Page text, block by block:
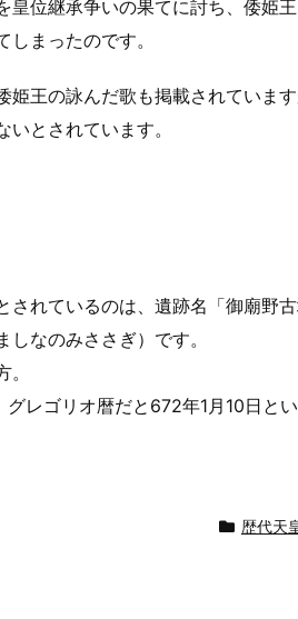
皇位継承争いの果てに討ち、倭姫
まったのです。
姫王の詠んだ歌も掲載されていま
とされています。
されているのは、遺跡名「御廟野
なのみささぎ）です。
レゴリオ暦だと672年1月10日と
歴代天